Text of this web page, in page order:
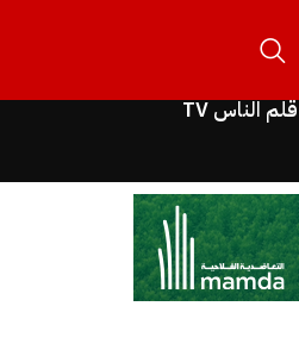
قلم الناس TV